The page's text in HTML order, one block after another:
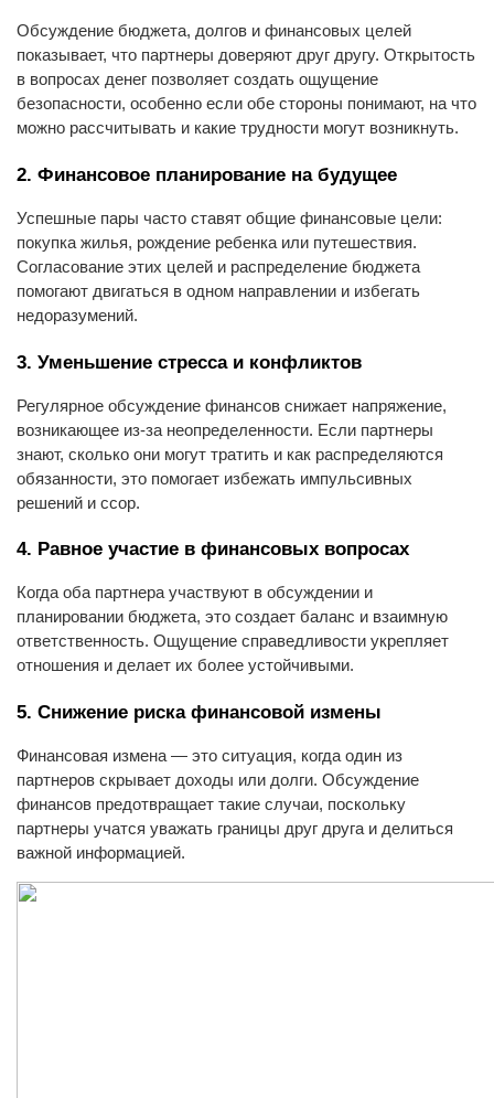
Обсуждение бюджета, долгов и финансовых целей
показывает, что партнеры доверяют друг другу. Открытость
в вопросах денег позволяет создать ощущение
безопасности, особенно если обе стороны понимают, на что
можно рассчитывать и какие трудности могут возникнуть.
2. Финансовое планирование на будущее
Успешные пары часто ставят общие финансовые цели:
покупка жилья, рождение ребенка или путешествия.
Согласование этих целей и распределение бюджета
помогают двигаться в одном направлении и избегать
недоразумений.
3. Уменьшение стресса и конфликтов
Регулярное обсуждение финансов снижает напряжение,
возникающее из-за неопределенности. Если партнеры
знают, сколько они могут тратить и как распределяются
обязанности, это помогает избежать импульсивных
решений и ссор.
4. Равное участие в финансовых вопросах
Когда оба партнера участвуют в обсуждении и
планировании бюджета, это создает баланс и взаимную
ответственность. Ощущение справедливости укрепляет
отношения и делает их более устойчивыми.
5. Снижение риска финансовой измены
Финансовая измена — это ситуация, когда один из
партнеров скрывает доходы или долги. Обсуждение
финансов предотвращает такие случаи, поскольку
партнеры учатся уважать границы друг друга и делиться
важной информацией.